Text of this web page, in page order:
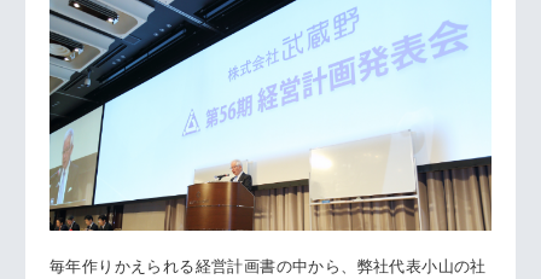
毎年作りかえられる経営計画書の中から、弊社代表小山の社